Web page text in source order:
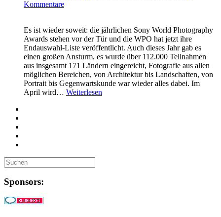
Kommentare
Es ist wieder soweit: die jährlichen Sony World Photography
Awards stehen vor der Tür und die WPO hat jetzt ihre
Endauswahl-Liste veröffentlicht. Auch dieses Jahr gab es
einen großen Ansturm, es wurde über 112.000 Teilnahmen
aus insgesamt 171 Ländern eingereicht, Fotografie aus allen
möglichen Bereichen, von Architektur bis Landschaften, von
Portrait bis Gegenwartskunde war wieder alles dabei. Im
April wird… Weiterlesen
Sponsors: